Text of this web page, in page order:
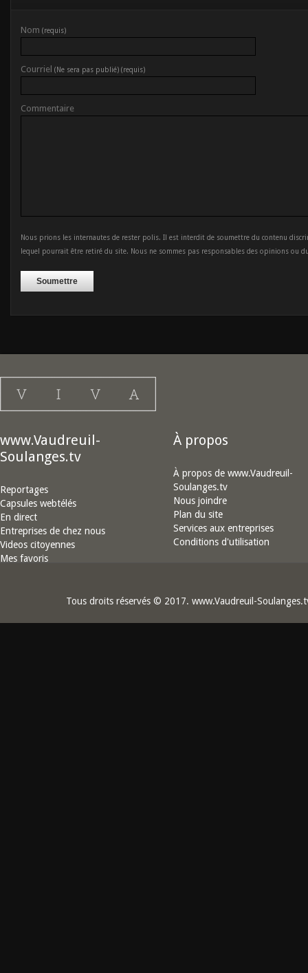
Nom (requis)
Courriel (Ne sera pas publié) (requis)
Commentaire
Nous prions les internautes de rester polis. Il est interdit de soumettre du contenu
lequel pourrait être retiré du site. Nous ne sommes pas responsables des opinions ou
www.Vaudreuil-
Soulanges.tv
Reportages
Capsules webtélés
En direct
Entreprises de chez nous
Videos citoyennes
Mes favoris
À propos
À propos de www.Vaudreuil-
Soulanges.tv
Nous joindre
Plan du site
Services aux entreprises
Conditions d'utilisation
Tous droits réservés © 2017. www.Vaudreuil-